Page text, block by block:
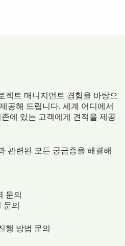
젝트 매니지먼트 경험을 바탕으
공해 드립니다. 세계 어디에서
에 있는 고객에게 견적을 제공
관련된 모든 궁금증을 해결해
문의
문의
행 방법 문의